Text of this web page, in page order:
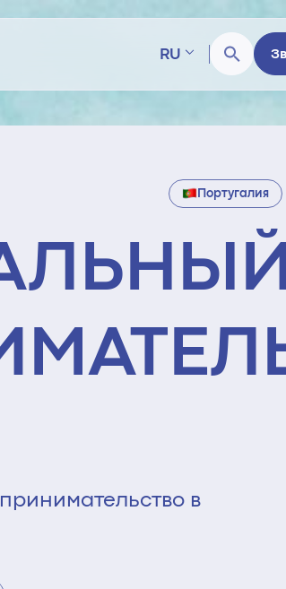
RU
Португалия
в